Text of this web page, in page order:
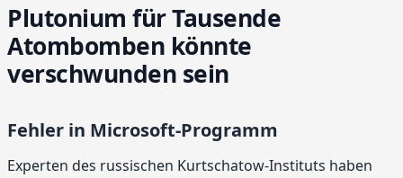
Plutonium für Tausende
Atombomben könnte
verschwunden sein
Fehler in Microsoft-Programm
Experten des russischen Kurtschatow-Instituts haben